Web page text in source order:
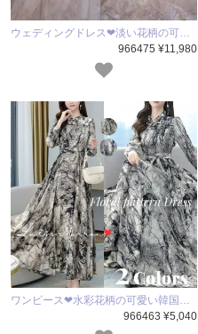
ウェディングドレス❤淡い花柄の可…
966475 ¥11,980
ワンピース❤水彩花柄の可愛い韓国…
966463 ¥5,040